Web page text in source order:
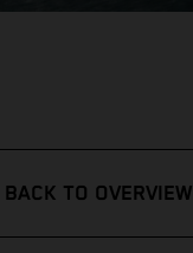
BACK TO OVERVIEW